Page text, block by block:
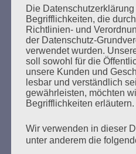
getötet haben, aber keinen
Befehl verweigert hat. Bruno
vielleicht vor ihm SS-Männer
versetzt lassen haben, er
unternommen sich zu
bei sich und habe niemanden
der Richterin, ob es
KZ aufrecht zu erhalten,
gegeben hätte, betonte Bruno
„anständige Leute drunter“
mit einer Gegenfrage: „Hätte
Die
Begrifflichkeiten, die
Richtlinien- und
der Datenschutz-
verwendet wurden.
soll sowohl für die
unsere Kunden und
lesbar und verständlich
gewährleisten, möchten
Begrifflichkeiten erläutern.
Wir verwenden in dieser
unter anderem die